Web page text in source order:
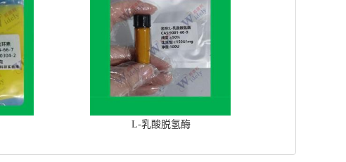
L-乳酸脱氢酶